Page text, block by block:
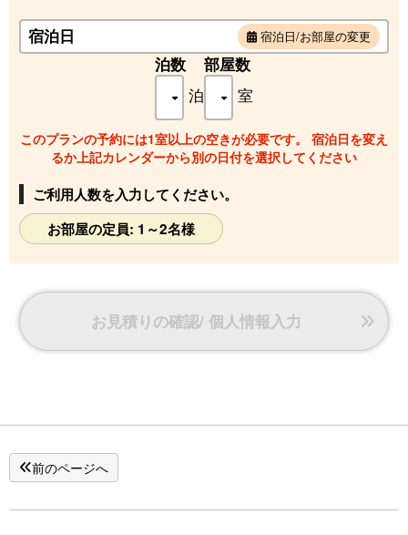
お茶セット／湯沸かしポット/ドライヤー
タオル／バスタオル／湯籠／剃刀
歯ブラシ／ボディーソープ／シャンプー／リンス
女性用アメニティー／館内着／スリッパ
宿泊日 宿泊日/お部屋の変更
泊数
泊
部屋数
室
このプランの予約には1室以上の空きが必要です。 宿泊日を変え
るか上記カレンダーから別の日付を選択してください
ご利用人数を入力してください。
お部屋の定員: 1～2名様
お見積りの確認/ 個人情報入力
前のページへ